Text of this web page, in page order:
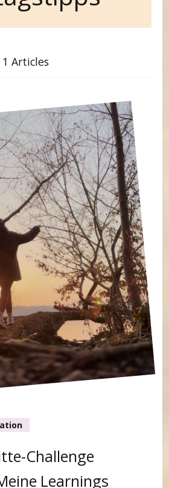
Articles
Challenge
Learnings